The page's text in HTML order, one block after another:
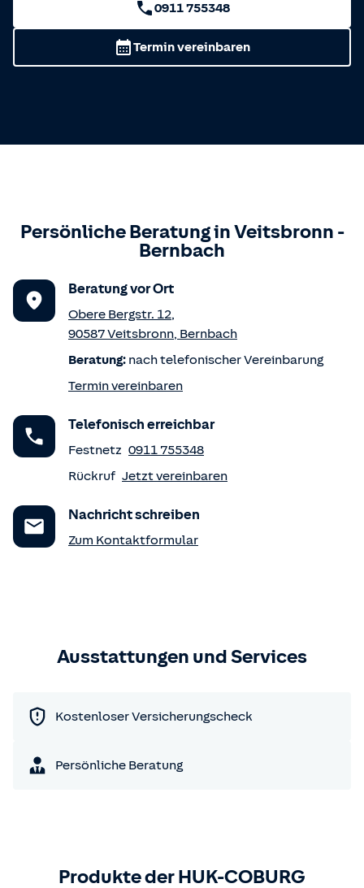
0911 755348
Termin vereinbaren
Persönliche Beratung inVeitsbronn -
Bernbach
Beratung vor Ort
Obere Bergstr. 12,
90587Veitsbronn, Bernbach
Beratung: nach telefonischer Vereinbarung
Termin vereinbaren
Telefonisch erreichbar
Festnetz 0911 755348
Rückruf Jetzt vereinbaren
Nachricht schreiben
Zum Kontaktformular
Ausstattungen und Services
Kostenloser Versicherungscheck
Persönliche Beratung
Produkte der HUK-COBURG